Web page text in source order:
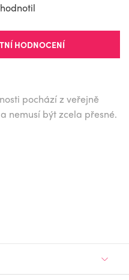
HODNOCENÍ
pochází z veřejně
nemusí být zcela přesné.